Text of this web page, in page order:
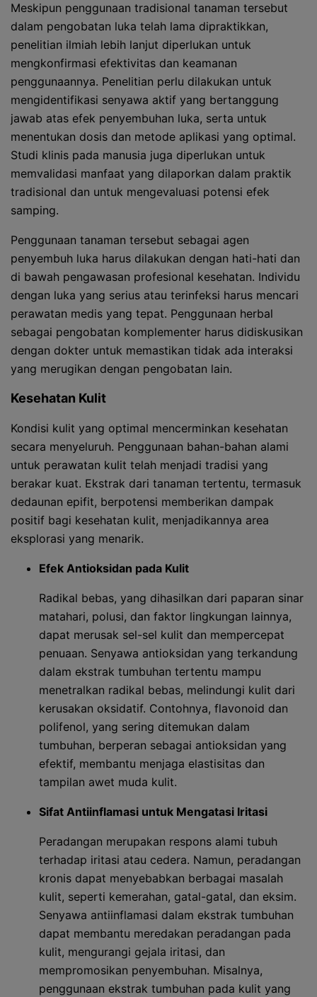
Meskipun penggunaan tradisional tanaman tersebut
dalam pengobatan luka telah lama dipraktikkan,
penelitian ilmiah lebih lanjut diperlukan untuk
mengkonfirmasi efektivitas dan keamanan
penggunaannya. Penelitian perlu dilakukan untuk
mengidentifikasi senyawa aktif yang bertanggung
jawab atas efek penyembuhan luka, serta untuk
menentukan dosis dan metode aplikasi yang optimal.
Studi klinis pada manusia juga diperlukan untuk
memvalidasi manfaat yang dilaporkan dalam praktik
tradisional dan untuk mengevaluasi potensi efek
samping.
Penggunaan tanaman tersebut sebagai agen
penyembuh luka harus dilakukan dengan hati-hati dan
di bawah pengawasan profesional kesehatan. Individu
dengan luka yang serius atau terinfeksi harus mencari
perawatan medis yang tepat. Penggunaan herbal
sebagai pengobatan komplementer harus didiskusikan
dengan dokter untuk memastikan tidak ada interaksi
yang merugikan dengan pengobatan lain.
Kesehatan Kulit
Kondisi kulit yang optimal mencerminkan kesehatan
secara menyeluruh. Penggunaan bahan-bahan alami
untuk perawatan kulit telah menjadi tradisi yang
berakar kuat. Ekstrak dari tanaman tertentu, termasuk
dedaunan epifit, berpotensi memberikan dampak
positif bagi kesehatan kulit, menjadikannya area
eksplorasi yang menarik.
Efek Antioksidan pada Kulit
Radikal bebas, yang dihasilkan dari paparan sinar
matahari, polusi, dan faktor lingkungan lainnya,
dapat merusak sel-sel kulit dan mempercepat
penuaan. Senyawa antioksidan yang terkandung
dalam ekstrak tumbuhan tertentu mampu
menetralkan radikal bebas, melindungi kulit dari
kerusakan oksidatif. Contohnya, flavonoid dan
polifenol, yang sering ditemukan dalam
tumbuhan, berperan sebagai antioksidan yang
efektif, membantu menjaga elastisitas dan
tampilan awet muda kulit.
Sifat Antiinflamasi untuk Mengatasi Iritasi
Peradangan merupakan respons alami tubuh
terhadap iritasi atau cedera. Namun, peradangan
kronis dapat menyebabkan berbagai masalah
kulit, seperti kemerahan, gatal-gatal, dan eksim.
Senyawa antiinflamasi dalam ekstrak tumbuhan
dapat membantu meredakan peradangan pada
kulit, mengurangi gejala iritasi, dan
mempromosikan penyembuhan. Misalnya,
penggunaan ekstrak tumbuhan pada kulit yang